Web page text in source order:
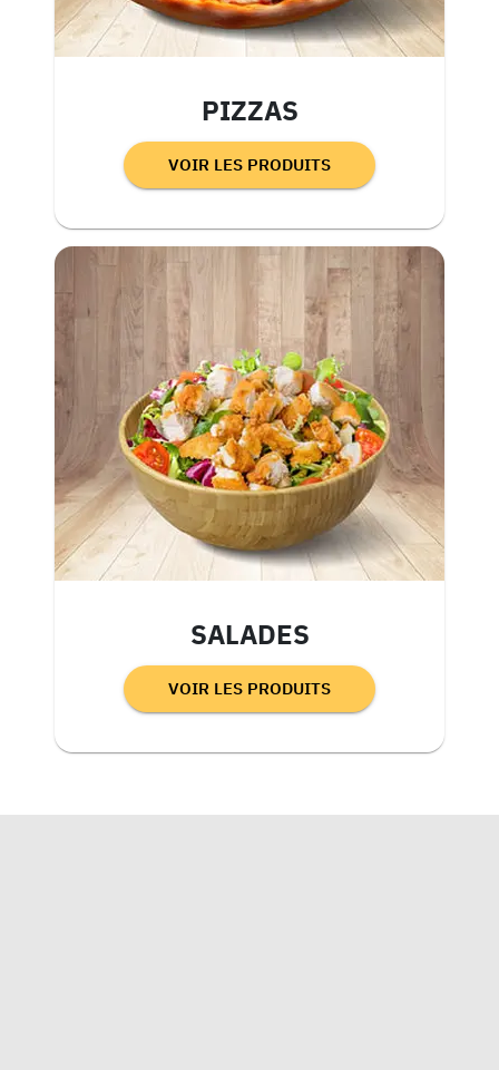
PIZZAS
VOIR LES PRODUITS
SALADES
VOIR LES PRODUITS